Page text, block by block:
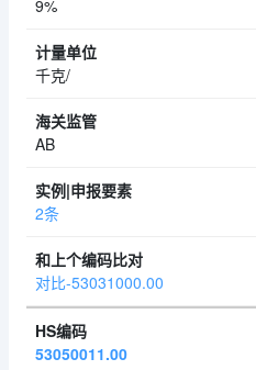
9%
千克/
AB
2条
对比-53031000.00
53050011.00